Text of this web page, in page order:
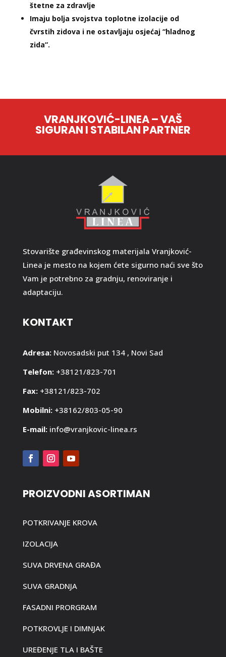
štetne za zdravlje
Imaju bolja svojstva toplotne izolacije od
čvrstih zidova i ne ostavljaju osjećaj “hladnog
zida”.
VRANJKOVIĆ-LINEA – VAŠ
SIGURAN I STABILAN PARTNER
Stovarište građevinskog materijala Vranjković-
Linea je mesto na kojem ćete sigurno naći sve što
Vam je potrebno za gradnju, renoviranje i
adaptaciju.
KONTAKT
Adresa: Novosadski put 134 , Novi Sad
Telefon: +38121/823-701
Fax: +38121/823-702
Mobilni: +38162/803-05-90
E-mail: info@vranjkovic-linea.rs
PROIZVODNI ASORTIMAN
POTKRIVANJE KROVA
IZOLACIJA
SUVA DRVENA GRAĐA
SUVA GRADNJA
FASADNI PRORGRAM
POTKROVLJE I DIMNJAK
UREĐENJE TLA I BAŠTE